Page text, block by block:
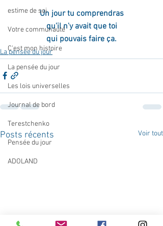
estime de soi
Votre communauté
C'est mon histoire
La pensée du jour
Les lois universelles
Journal de bord
Terestchenko
Pensée du jour
ADOLAND
Un jour tu comprendras
qu'il n'y avait que toi
qui pouvais faire ça.
La pensée du jour
Posts récents Voir tout